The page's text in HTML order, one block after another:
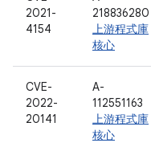
2021-
4154
218836280
上游程式庫
核心
CVE-
2022-
20141
A-
112551163
上游程式庫
核心